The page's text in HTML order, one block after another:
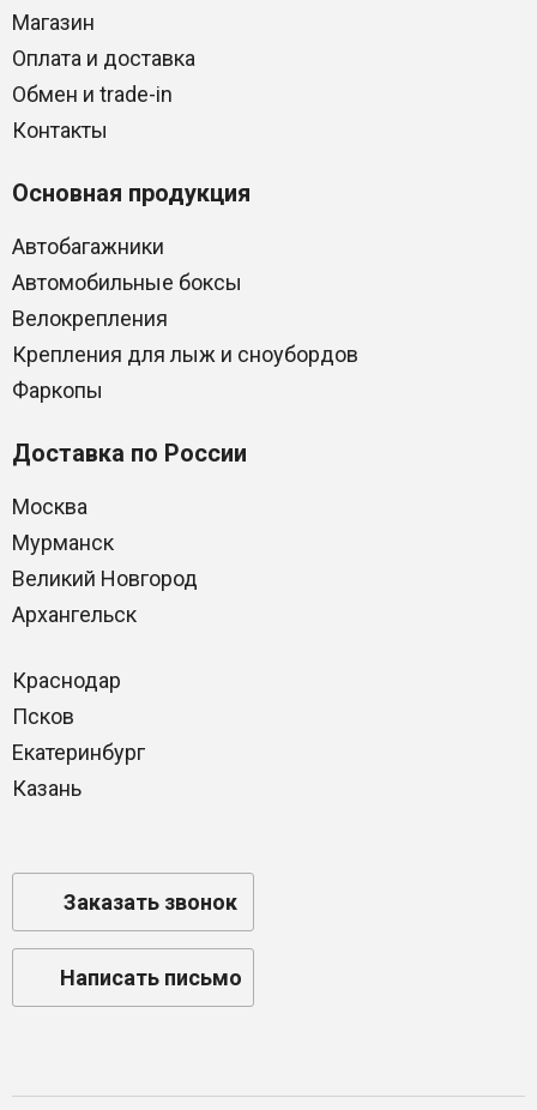
Магазин
Оплата и доставка
Обмен и trade-in
Контакты
Основная продукция
Автобагажники
Автомобильные боксы
Велокрепления
Крепления для лыж и сноубордов
Фаркопы
Доставка по России
Москва
Мурманск
Великий Новгород
Архангельск
Краснодар
Псков
Екатеринбург
Казань
Заказать звонок
Написать письмо